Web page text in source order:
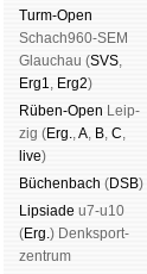
Turm-Open
Schach960-SEM
Glau­chau (SVS,
Erg1, Erg2)
Rüben-Open Leip­
zig (Erg.,A, B, C,
live)
Büchen­bach (DSB)
Lipsiade u7-u10
(Erg.) Denk­sport­
zen­trum